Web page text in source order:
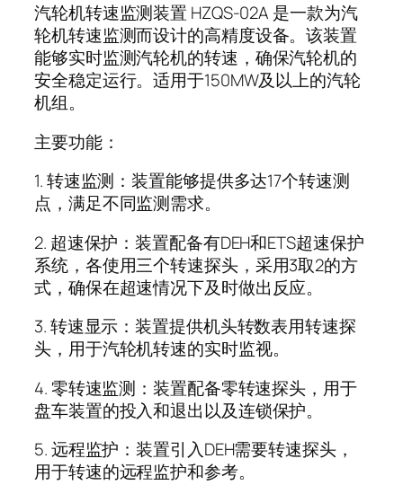
汽轮机转速监测装置 HZQS-02A 是一款为汽
轮机转速监测而设计的高精度设备。该装置
能够实时监测汽轮机的转速，确保汽轮机的
安全稳定运行。适用于150MW及以上的汽轮
机组。
主要功能：
1. 转速监测：装置能够提供多达17个转速测
点，满足不同监测需求。
2. 超速保护：装置配备有DEH和ETS超速保护
系统，各使用三个转速探头，采用3取2的方
式，确保在超速情况下及时做出反应。
3. 转速显示：装置提供机头转数表用转速探
头，用于汽轮机转速的实时监视。
4. 零转速监测：装置配备零转速探头，用于
盘车装置的投入和退出以及连锁保护。
5. 远程监护：装置引入DEH需要转速探头，
用于转速的远程监护和参考。